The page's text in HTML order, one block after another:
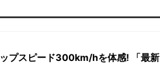
プスピード300km/hを体感! 「最新